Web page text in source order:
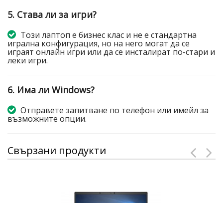
5. Става ли за игри?
Този лаптоп е бизнес клас и не е стандартна
игрална конфигурация, но на него могат да се
играят онлайн игри или да се инсталират по-стари и
леки игри.
6. Има ли Windows?
Отправете запитване по телефон или имейл за
възможните опции.
Свързани продукти